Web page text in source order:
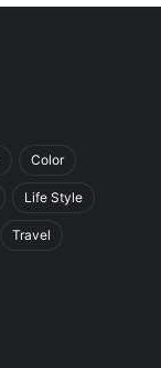
Color
Life Style
Travel